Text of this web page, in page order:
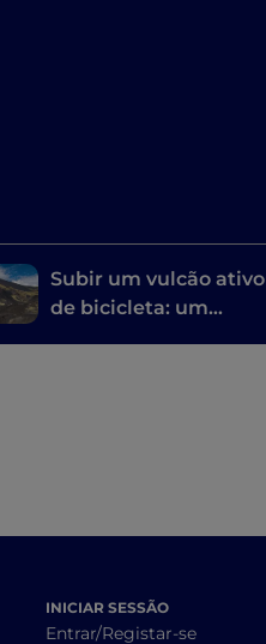
Subir um vulcão ativo
de bicicleta: um
INICIAR SESSÃO
Entrar/Registar-se